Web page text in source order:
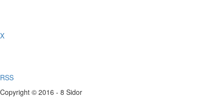
X
RSS
Copyright © 2016 - 8 Sidor